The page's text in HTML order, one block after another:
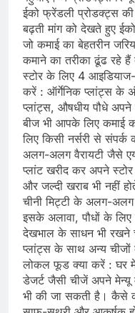
ईको फ्रेंडली प्रोडक्ट्स
बढ़ती मांग को देखते हुए
जो कमाई का बेहतरीन
कमाने का तरीका ढूंढ रहे
स्‍टोर के लिए 4
करें : ऑर्गेनिक प्लांट्स के
प्लांट्स, औषधीय पौधे
बीज भी आपके लिए
लिए किसी नर्सरी से
अलग-अलग वैरायटी जैसे
प्लांट खरीद कर अपने
और जल्दी खराब भी नहीं
चीनी मिट्टी के अलग-
इसके अलावा, पौधों के लिए
देखभाल के साधन भी रखने
प्लांट्स के साथ अन्य
लोकल फूड क्या करें : घर में
डेजर्ट जैसी चीजें अपने
भी की जा सकती है। कैसे